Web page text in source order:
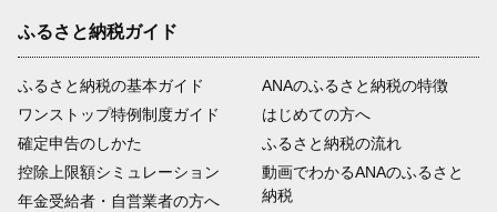
ふるさと納税ガイド
ふるさと納税の基本ガイド
ワンストップ特例制度ガイド
確定申告のしかた
控除上限額シミュレーション
年金受給者・自営業者の方へ
ANAのふるさと納税の特徴
はじめての方へ
ふるさと納税の流れ
動画でわかるANAのふるさと
納税